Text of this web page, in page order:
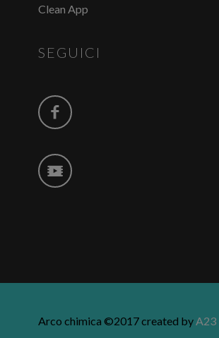
Clean App
SEGUICI
Arco chimica ©2017 created byA23